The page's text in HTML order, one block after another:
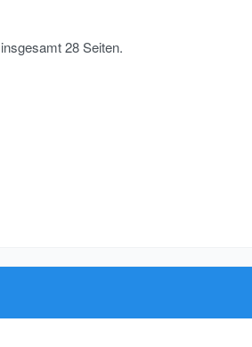
28 Seiten.